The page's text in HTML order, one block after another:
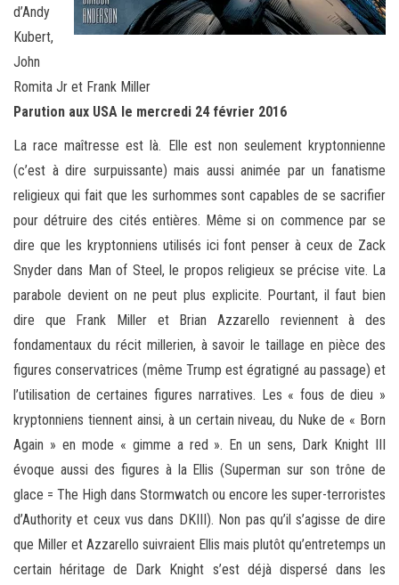
d’Andy
Kubert,
John
Romita Jr et Frank Miller
Parution aux USA le mercredi 24 février 2016
La race maîtresse est là. Elle est non seulement kryptonnienne
(c’est à dire surpuissante) mais aussi animée par un fanatisme
religieux qui fait que les surhommes sont capables de se sacrifier
pour détruire des cités entières. Même si on commence par se
dire que les kryptonniens utilisés ici font penser à ceux de Zack
Snyder dans Man of Steel, le propos religieux se précise vite. La
parabole devient on ne peut plus explicite. Pourtant, il faut bien
dire que Frank Miller et Brian Azzarello reviennent à des
fondamentaux du récit millerien, à savoir le taillage en pièce des
figures conservatrices (même Trump est égratigné au passage) et
l’utilisation de certaines figures narratives. Les « fous de dieu »
kryptonniens tiennent ainsi, à un certain niveau, du Nuke de « Born
Again » en mode « gimme a red ». En un sens, Dark Knight III
évoque aussi des figures à la Ellis (Superman sur son trône de
glace = The High dans Stormwatch ou encore les super-terroristes
d’Authority et ceux vus dans DKIII). Non pas qu’il s’agisse de dire
que Miller et Azzarello suivraient Ellis mais plutôt qu’entretemps un
certain héritage de Dark Knight s’est déjà dispersé dans les